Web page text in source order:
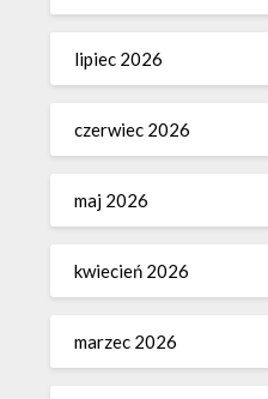
lipiec 2026
czerwiec 2026
maj 2026
kwiecień 2026
marzec 2026